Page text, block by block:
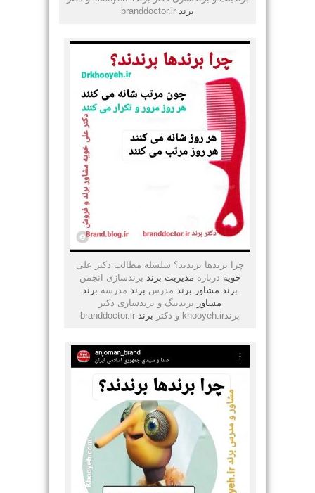
برند
چرا برندها برندند؟ سلسله مطالب دکتر علی
خویه درباره مدیریت برند برندسازی انجمن
برند مشاور برند مدرس برند مدرسه برند
مشاور برندینگ و برندسازی دکتر
برندkhooyeh.ir و دکتر
برند